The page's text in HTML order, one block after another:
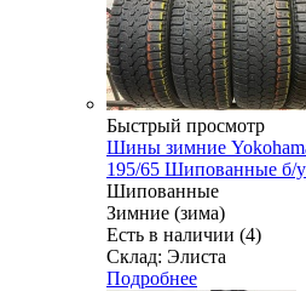
Быстрый просмотр
Шины зимние
195/65 Шипованные б/у
Шипованные
Зимние (зима)
Есть в наличии (4)
Склад: Элиста
Подробнее